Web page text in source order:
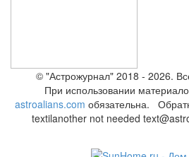
© "Астрожурнал" 2018 - 2026.
При использовании
astroalians.com обязательна.
textilanother not needed text